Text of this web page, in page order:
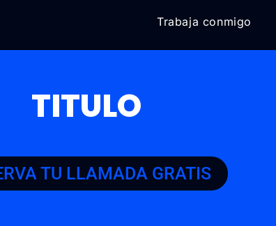
Trabaja conmigo
TITULO
TU LLAMADA GRATIS